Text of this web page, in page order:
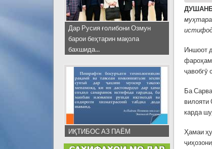
Иншоот
фароҳам
ҷавобгӯ
Ба
вилояти
карда
Ҳамаи
Дар Русия ғолибони Озмун
барои беҳтарин мақола
бахшида...
ИҚТИБОС АЗ ПАЁМ